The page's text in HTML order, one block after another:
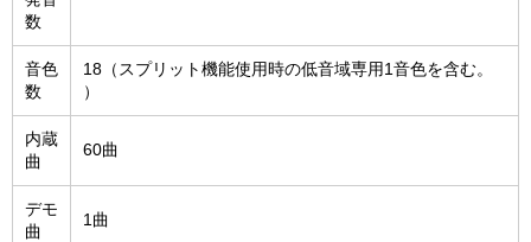
数
音色
数
18（スプリット機能使用時の低音域専用1音色を含む。
）
内蔵
曲
60曲
デモ
曲
1曲